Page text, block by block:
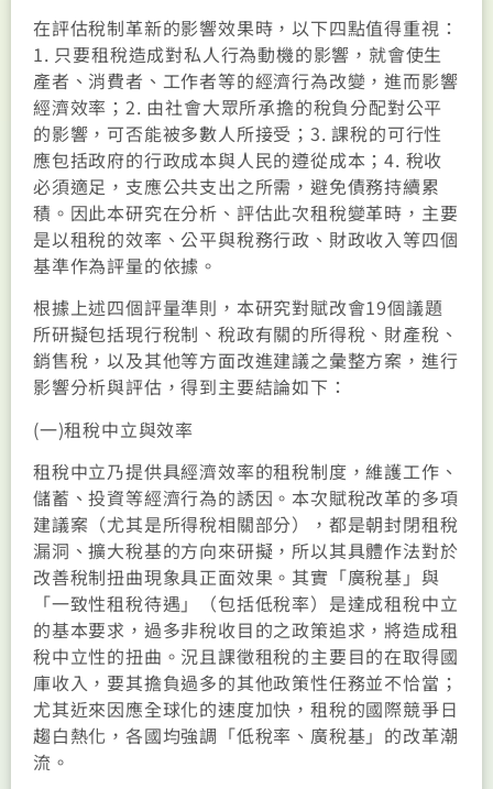
在評估稅制革新的影響效果時，以下四點值得重視：
1. 只要租稅造成對私人行為動機的影響，就會使生
產者、消費者、工作者等的經濟行為改變，進而影響
經濟效率；2. 由社會大眾所承擔的稅負分配對公平
的影響，可否能被多數人所接受；3. 課稅的可行性
應包括政府的行政成本與人民的遵從成本；4. 稅收
必須適足，支應公共支出之所需，避免債務持續累
積。因此本研究在分析、評估此次租稅變革時，主要
是以租稅的效率、公平與稅務行政、財政收入等四個
基準作為評量的依據。
根據上述四個評量準則，本研究對賦改會19個議題
所研擬包括現行稅制、稅政有關的所得稅、財產稅、
銷售稅，以及其他等方面改進建議之彙整方案，進行
影響分析與評估，得到主要結論如下：
(一)租稅中立與效率
租稅中立乃提供具經濟效率的租稅制度，維護工作、
儲蓄、投資等經濟行為的誘因。本次賦稅改革的多項
建議案（尤其是所得稅相關部分），都是朝封閉租稅
漏洞、擴大稅基的方向來研擬，所以其具體作法對於
改善稅制扭曲現象具正面效果。其實「廣稅基」與
「一致性租稅待遇」（包括低稅率）是達成租稅中立
的基本要求，過多非稅收目的之政策追求，將造成租
稅中立性的扭曲。況且課徵租稅的主要目的在取得國
庫收入，要其擔負過多的其他政策性任務並不恰當；
尤其近來因應全球化的速度加快，租稅的國際競爭日
趨白熱化，各國均強調「低稅率、廣稅基」的改革潮
流。